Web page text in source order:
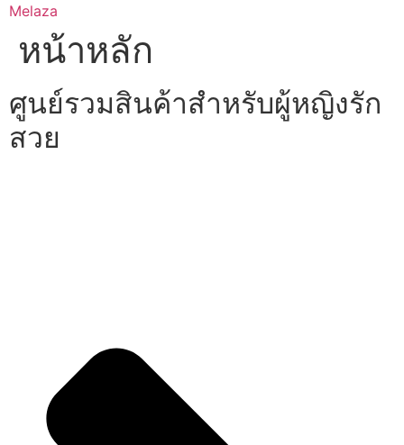
Skip
content
Melaza
หน้าหลัก
ศูนย์รวมสินค้าสำหรับผู้หญิงรัก
สวย